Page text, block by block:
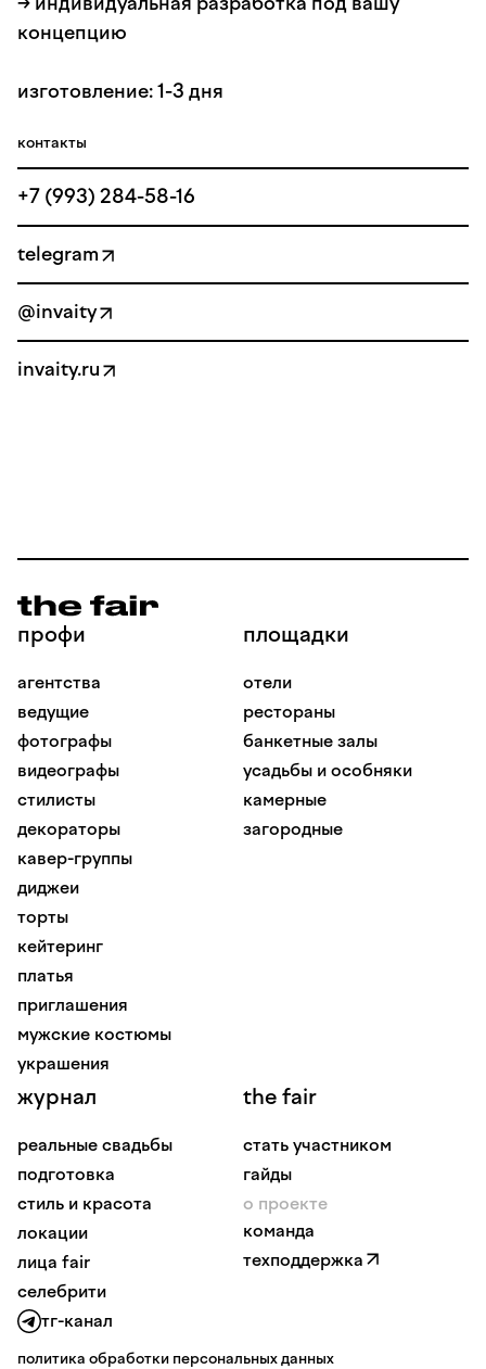
концепцию
изготовление: 1-3 дня
контакты
+7 (993) 284-58-16
telegram
@invaity
invaity.ru
профи
агентства
ведущие
фотографы
видеографы
стилисты
декораторы
кавер-группы
диджеи
торты
кейтеринг
платья
приглашения
мужские костюмы
украшения
площадки
отели
рестораны
банкетные залы
усадьбы и особняки
камерные
загородные
журнал
реальные свадьбы
подготовка
стиль и красота
локации
лица fair
селебрити
the fair
стать участником
гайды
о проекте
команда
техподдержка
тг-канал
политика обработки персональных данных